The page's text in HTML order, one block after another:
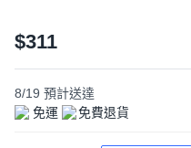
$311
8/19 預計送達
免運
免費退貨